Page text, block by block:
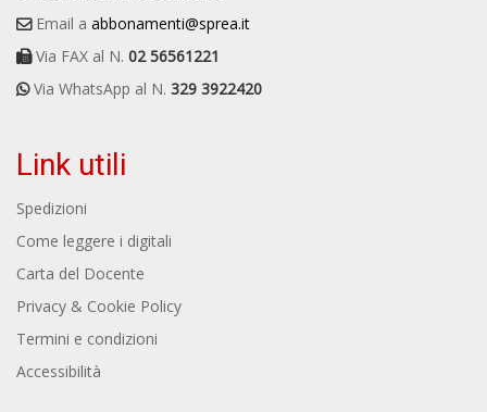
Email a abbonamenti@sprea.it
Via FAX al N. 02 56561221
Via WhatsApp al N. 329 3922420
Link utili
Spedizioni
Come leggere i digitali
Carta del Docente
Privacy & Cookie Policy
Termini e condizioni
Accessibilità